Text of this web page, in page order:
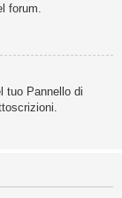
forum.
tuo Pannello di